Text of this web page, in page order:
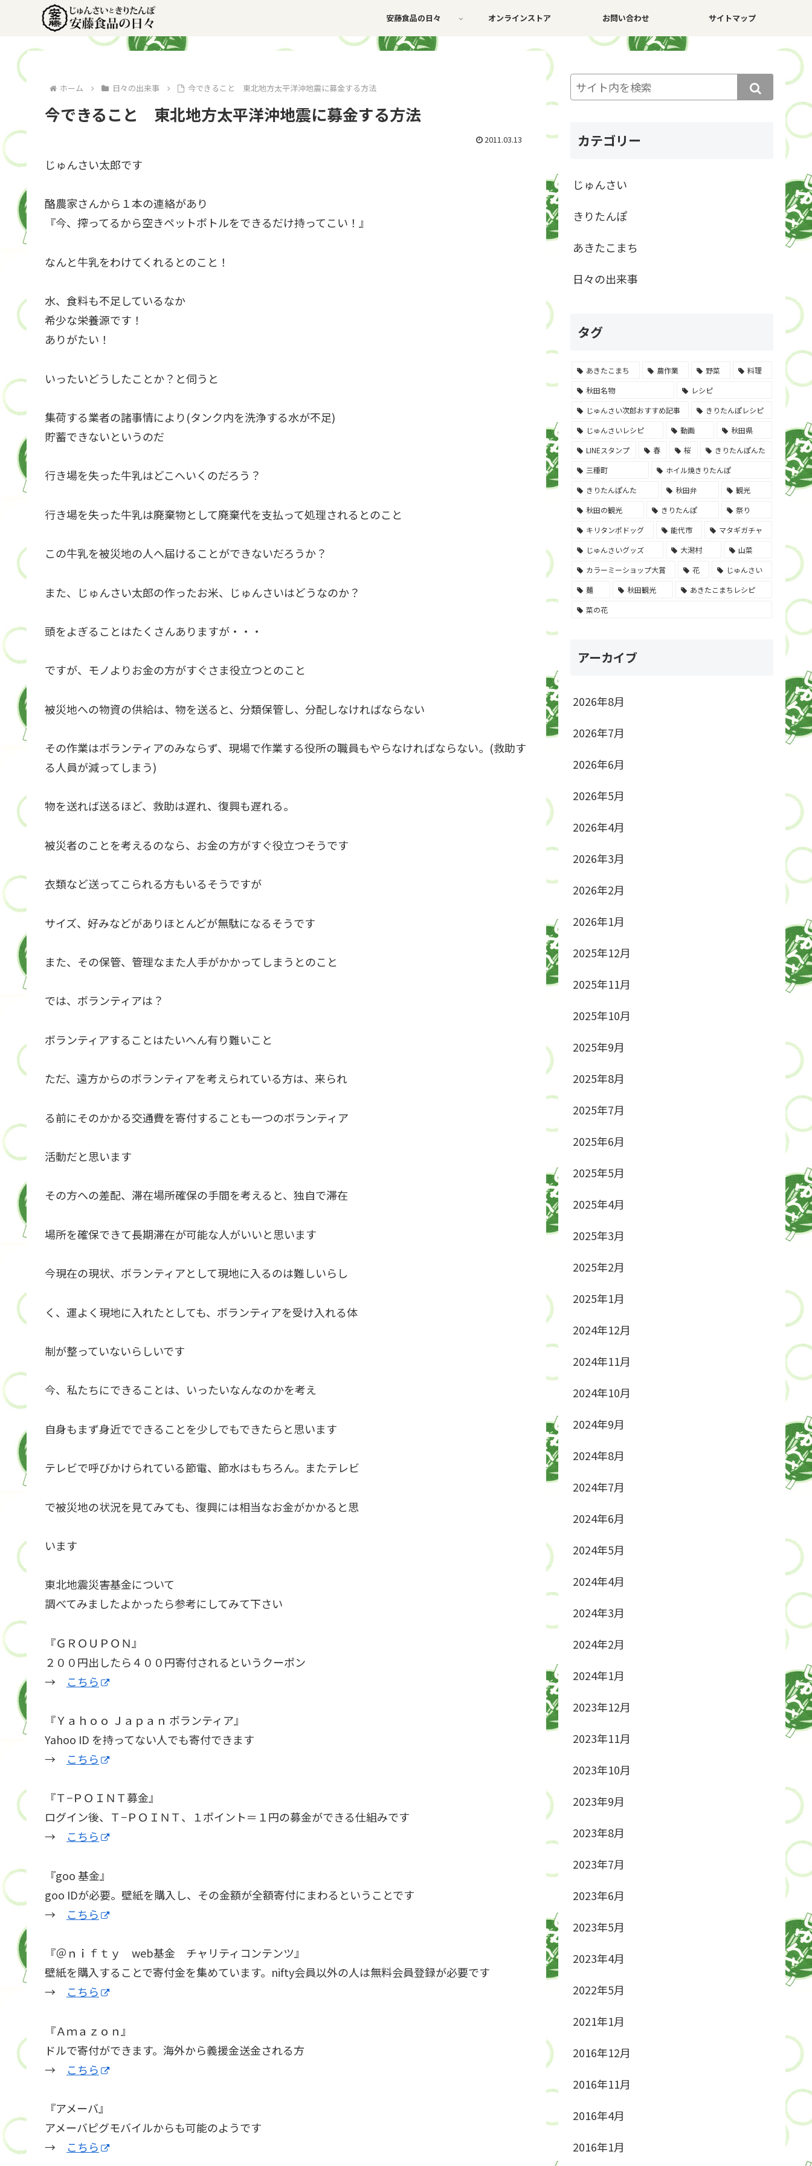
安藤食品の日々 オンラインストア お問い合わせ サイトマップ
ホーム 日々の出来事 今できること 東北地方太平洋沖地震に募金する方法
今できること 東北地方太平洋沖地震に募金する方法
2011.03.13
じゅんさい太郎です
酪農家さんから１本の連絡があり
『今、搾ってるから空きペットボトルをできるだけ持ってこい！』
なんと牛乳をわけてくれるとのこと！
水、食料も不足しているなか
希少な栄養源です！
ありがたい！
いったいどうしたことか？と伺うと
集荷する業者の諸事情により(タンク内を洗浄する水が不足)
貯蓄できないというのだ
行き場を失った牛乳はどこへいくのだろう？
行き場を失った牛乳は廃棄物として廃棄代を支払って処理されるとのこと
この牛乳を被災地の人へ届けることができないだろうか？
また、じゅんさい太郎の作ったお米、じゅんさいはどうなのか？
頭をよぎることはたくさんありますが・・・
ですが、モノよりお金の方がすぐさま役立つとのこと
被災地への物資の供給は、物を送ると、分類保管し、分配しなければならない
その作業はボランティアのみならず、現場で作業する役所の職員もやらなければならない。(救助す
る人員が減ってしまう)
物を送れば送るほど、救助は遅れ、復興も遅れる。
被災者のことを考えるのなら、お金の方がすぐ役立つそうです
衣類など送ってこられる方もいるそうですが
サイズ、好みなどがありほとんどが無駄になるそうです
また、その保管、管理なまた人手がかかってしまうとのこと
では、ボランティアは？
ボランティアすることはたいへん有り難いこと
ただ、遠方からのボランティアを考えられている方は、来られ
る前にそのかかる交通費を寄付することも一つのボランティア
活動だと思います
その方への差配、滞在場所確保の手間を考えると、独自で滞在
場所を確保できて長期滞在が可能な人がいいと思います
今現在の現状、ボランティアとして現地に入るのは難しいらし
く、運よく現地に入れたとしても、ボランティアを受け入れる体
制が整っていないらしいです
今、私たちにできることは、いったいなんなのかを考え
自身もまず身近でできることを少しでもできたらと思います
テレビで呼びかけられている節電、節水はもちろん。またテレビ
で被災地の状況を見てみても、復興には相当なお金がかかると思
います
東北地震災害基金について
調べてみましたよかったら参考にしてみて下さい
『ＧＲＯＵＰＯＮ』
２００円出したら４００円寄付されるというクーポン
→
こちら
『Ｙａｈｏｏ Ｊａｐａｎ ボランティア』
Yahoo ID を持ってない人でも寄付できます
→
こちら
『Ｔ−ＰＯＩＮＴ募金』
ログイン後、Ｔ−ＰＯＩＮＴ、１ポイント＝１円の募金ができる仕組みです
→
こちら
『goo 基金』
goo IDが必要。壁紙を購入し、その金額が全額寄付にまわるということです
→
こちら
『＠ｎｉｆｔｙ web基金 チャリティコンテンツ』
壁紙を購入することで寄付金を集めています。nifty会員以外の人は無料会員登録が必要です
→
こちら
『Ａｍａｚｏｎ』
ドルで寄付ができます。海外から義援金送金される方
→
こちら
『アメーバ』
アメーバピグモバイルからも可能のようです
→
こちら
カテゴリー
じゅんさい
きりたんぽ
あきたこまち
日々の出来事
タグ
あきたこまち 農作業 野菜
料理
秋田名物
レシピ
じゅんさい次郎おすすめ記事
きりたんぽレシピ
じゅんさいレシピ
動画
秋田県
LINEスタンプ
春 桜
きりたんぽんた
三種町
ホイル焼きりたんぽ
きりたんぽんた
秋田弁
観光
秋田の観光
きりたんぽ
祭り
キリタンポドッグ
能代市
マタギガチャ
じゅんさいグッズ
大潟村
山菜
カラーミーショップ大賞
花
じゅんさい
麺
秋田観光
あきたこまちレシピ
菜の花
アーカイブ
2026年8月
2026年7月
2026年6月
2026年5月
2026年4月
2026年3月
2026年2月
2026年1月
2025年12月
2025年11月
2025年10月
2025年9月
2025年8月
2025年7月
2025年6月
2025年5月
2025年4月
2025年3月
2025年2月
2025年1月
2024年12月
2024年11月
2024年10月
2024年9月
2024年8月
2024年7月
2024年6月
2024年5月
2024年4月
2024年3月
2024年2月
2024年1月
2023年12月
2023年11月
2023年10月
2023年9月
2023年8月
2023年7月
2023年6月
2023年5月
2023年4月
2022年5月
2021年1月
2016年12月
2016年11月
2016年4月
2016年1月